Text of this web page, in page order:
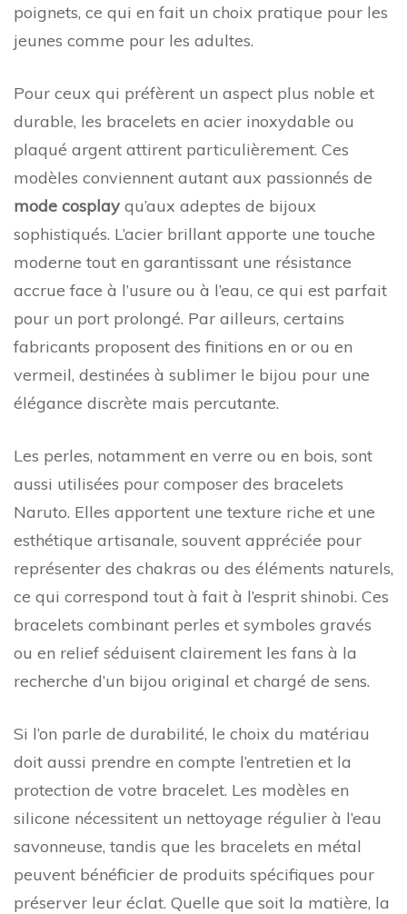
poignets, ce qui en fait un choix pratique pour les
jeunes comme pour les adultes.
Pour ceux qui préfèrent un aspect plus noble et
durable, les bracelets en acier inoxydable ou
plaqué argent attirent particulièrement. Ces
modèles conviennent autant aux passionnés de
mode cosplay qu’aux adeptes de bijoux
sophistiqués. L’acier brillant apporte une touche
moderne tout en garantissant une résistance
accrue face à l’usure ou à l’eau, ce qui est parfait
pour un port prolongé. Par ailleurs, certains
fabricants proposent des finitions en or ou en
vermeil, destinées à sublimer le bijou pour une
élégance discrète mais percutante.
Les perles, notamment en verre ou en bois, sont
aussi utilisées pour composer des bracelets
Naruto. Elles apportent une texture riche et une
esthétique artisanale, souvent appréciée pour
représenter des chakras ou des éléments naturels,
ce qui correspond tout à fait à l’esprit shinobi. Ces
bracelets combinant perles et symboles gravés
ou en relief séduisent clairement les fans à la
recherche d’un bijou original et chargé de sens.
Si l’on parle de durabilité, le choix du matériau
doit aussi prendre en compte l’entretien et la
protection de votre bracelet. Les modèles en
silicone nécessitent un nettoyage régulier à l’eau
savonneuse, tandis que les bracelets en métal
peuvent bénéficier de produits spécifiques pour
préserver leur éclat. Quelle que soit la matière, la